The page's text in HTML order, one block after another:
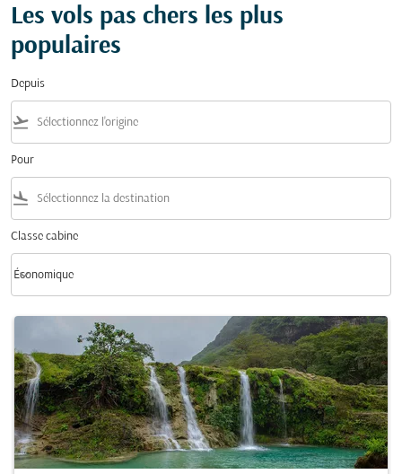
Les vols pas chers les plus
populaires
Depuis
flight_takeoff
Pour
flight_land
Classe cabine
Classe cabine option Économique Selected
Économique
keyboard_arrow_down